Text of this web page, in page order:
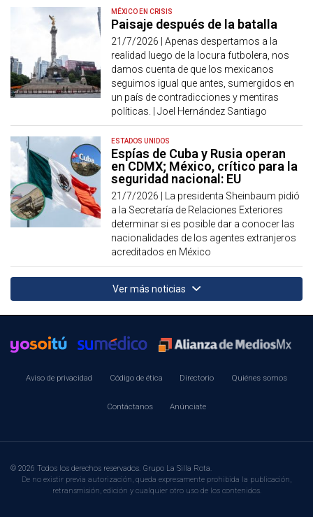
MÉXICO EN CRISIS
Paisaje después de la batalla
21/7/2026 |Apenas despertamos a la
realidad luego de la locura futbolera, nos
damos cuenta de que los mexicanos
seguimos igual que antes, sumergidos en
un país de contradicciones y mentiras
políticas. | Joel Hernández Santiago
ESTADOS UNIDOS
Espías de Cuba y Rusia operan
en CDMX; México, crítico para la
seguridad nacional: EU
21/7/2026 | La presidenta Sheinbaum pidió
a la Secretaría de Relaciones Exteriores
determinar si es posible dar a conocer las
nacionalidades de los agentes extranjeros
acreditados en México
Ver más noticias
Aviso de privacidad Código de ética Directorio Quiénes somos
Contáctanos Anúnciate
© 2026 Todos los derechos reservados. Grupo La Silla Rota.
De no existir previa autorización, queda expresamente prohibida la publicación,
retransmisión, edición y cualquier otro uso de los contenidos.